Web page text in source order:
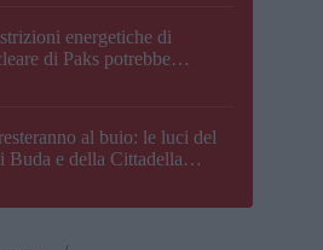
energetiche di
di Paks potrebbe
al buio: le luci del
Buda e della Cittadella